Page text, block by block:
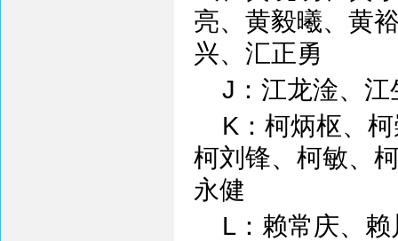
亮、黄毅曦、黄
兴、汇正勇
J：江龙淦、
K：柯炳枢、
柯刘锋、柯敏、
永健
L：赖常庆、